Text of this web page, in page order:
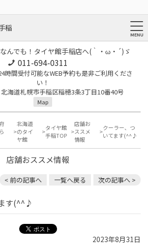
稲
んでも！タイヤ館手稲店へ(｀・ω・´)ゞ
011-694-0311
時間受付可能なWEB予約も是非ご利用くださ
い！
海道札幌市手稲区稲穂3条3丁目10番40号
Map
北海道
のタイ
ヤ館
タイヤ館
手稲TOP
店舗お
ススメ
情報
クーラー、つ
いてます(^^♪
店舗おススメ情報
< 前の記事へ 一覧へ戻る 次の記事へ >
す(^^♪
2023年8月31日